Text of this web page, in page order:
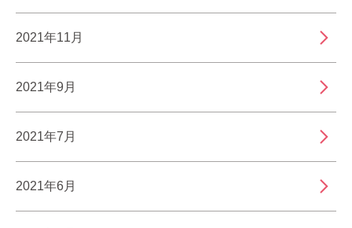
2021年11月
2021年9月
2021年7月
2021年6月